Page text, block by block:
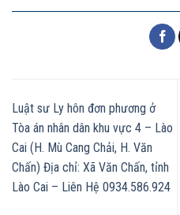
Luật sư Ly hôn đơn phương ở
Tòa án nhân dân khu vực 4 – Lào
Cai (H. Mù Cang Chải, H. Văn
Chấn) Địa chỉ: Xã Văn Chấn, tỉnh
Lào Cai – Liên Hệ 0934.586.924